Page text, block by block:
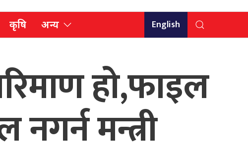
कृषि अन्य English
हो,फाइल
मन्त्री